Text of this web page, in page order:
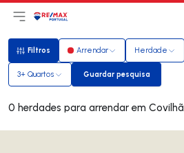
Abri menu principal
LogoIr para página inicial
Filtros
Filtros Arrendar Herdade
3+ Quartos Guardar pesquisa
Guardar pesquisa
0 herdades para arrendar em Covilhã